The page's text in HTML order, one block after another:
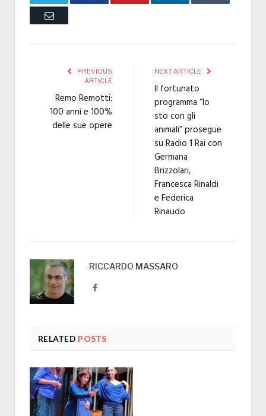
Email
PREVIOUS
ARTICLE
Remo Remotti:
100 anni e 100%
delle sue opere
NEXT ARTICLE
Il fortunato
programma “Io
sto con gli
animali” prosegue
su Radio 1 Rai con
Germana
Brizzolari,
Francesca Rinaldi
e Federica
Rinaudo
RICCARDO MASSARO
Facebook
RELATED POSTS